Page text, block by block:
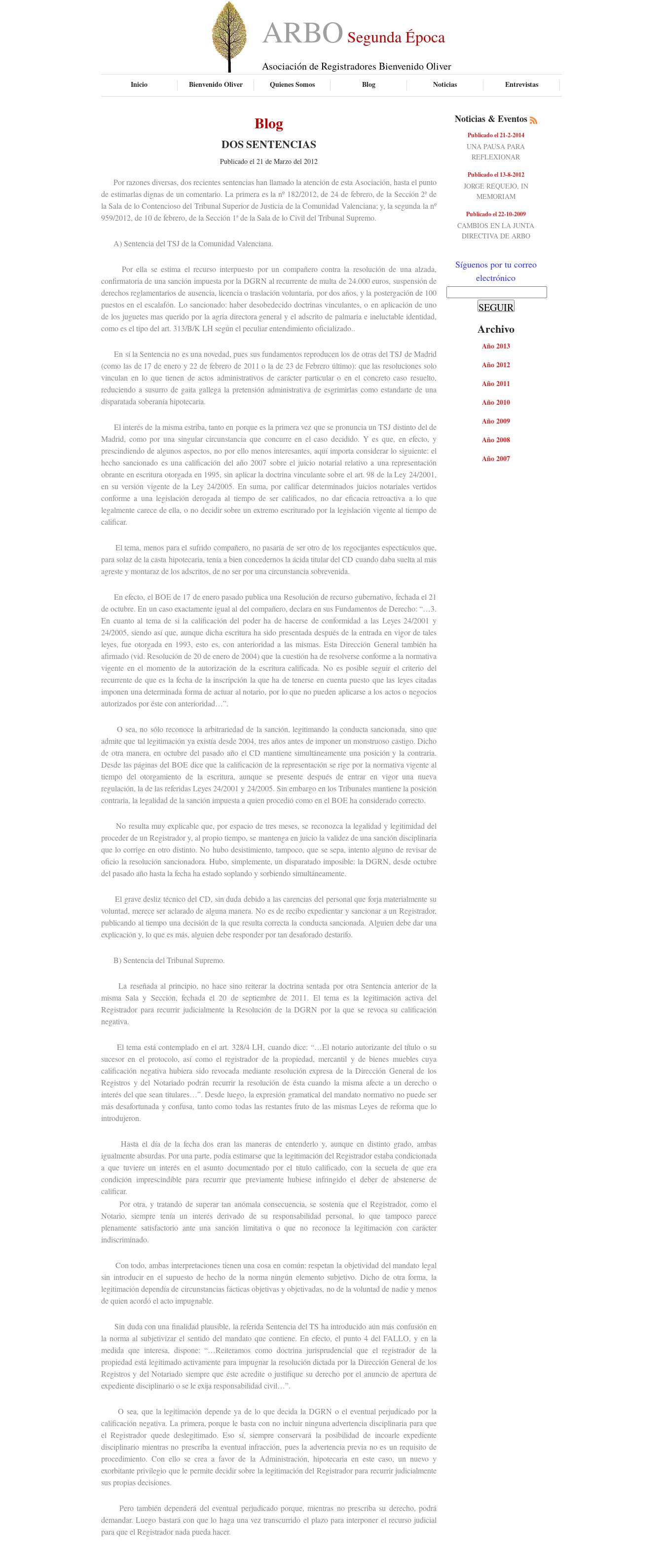
ARBO Segunda Época
Asociación de Registradores Bienvenido Oliver
Inicio Bienvenido Oliver Quienes Somos Blog Noticias Entrevistas
Blog
DOS SENTENCIAS
Publicado el 21 de Marzo del 2012
Por razones diversas, dos recientes sentencias han llamado la atención de esta Asociación, hasta el punto
de estimarlas dignas de un comentario. La primera es la nº 182/2012, de 24 de febrero, de la Sección 2ª de
la Sala de lo Contencioso del Tribunal Superior de Justicia de la Comunidad Valenciana; y, la segunda la nº
959/2012, de 10 de febrero, de la Sección 1ª de la Sala de lo Civil del Tribunal Supremo.
A) Sentencia del TSJ de la Comunidad Valenciana.
Por ella se estima el recurso interpuesto por un compañero contra la resolución de una alzada,
confirmatoria de una sanción impuesta por la DGRN al recurrente de multa de 24.000 euros, suspensión de
derechos reglamentarios de ausencia, licencia o traslación voluntaria, por dos años, y la postergación de 100
puestos en el escalafón. Lo sancionado: haber desobedecido doctrinas vinculantes, o en aplicación de uno
de los juguetes mas querido por la agria directora general y el adscrito de palmaria e ineluctable identidad,
como es el tipo del art. 313/B/K LH según el peculiar entendimiento oficializado..
En sí la Sentencia no es una novedad, pues sus fundamentos reproducen los de otras del TSJ de Madrid
(como las de 17 de enero y 22 de febrero de 2011 o la de 23 de Febrero último): que las resoluciones solo
vinculan en lo que tienen de actos administrativos de carácter particular o en el concreto caso resuelto,
reduciendo a susurro de gaita gallega la pretensión administrativa de esgrimirlas como estandarte de una
disparatada soberanía hipotecaria.
El interés de la misma estriba, tanto en porque es la primera vez que se pronuncia un TSJ distinto del de
Madrid, como por una singular circunstancia que concurre en el caso decidido. Y es que, en efecto, y
prescindiendo de algunos aspectos, no por ello menos interesantes, aquí importa considerar lo siguiente: el
hecho sancionado es una calificación del año 2007 sobre el juicio notarial relativo a una representación
obrante en escritura otorgada en 1995, sin aplicar la doctrina vinculante sobre el art. 98 de la Ley 24/2001,
en su versión vigente de la Ley 24/2005. En suma, por calificar determinados juicios notariales vertidos
conforme a una legislación derogada al tiempo de ser calificados, no dar eficacia retroactiva a lo que
legalmente carece de ella, o no decidir sobre un extremo escriturado por la legislación vigente al tiempo de
calificar.
El tema, menos para el sufrido compañero, no pasaría de ser otro de los regocijantes espectáculos que,
para solaz de la casta hipotecaria, tenía a bien concedernos la ácida titular del CD cuando daba suelta al más
agreste y montaraz de los adscritos, de no ser por una circunstancia sobrevenida.
En efecto, el BOE de 17 de enero pasado publica una Resolución de recurso gubernativo, fechada el 21
de octubre. En un caso exactamente igual al del compañero, declara en sus Fundamentos de Derecho: “…3.
En cuanto al tema de si la calificación del poder ha de hacerse de conformidad a las Leyes 24/2001 y
24/2005, siendo así que, aunque dicha escritura ha sido presentada después de la entrada en vigor de tales
leyes, fue otorgada en 1993, esto es, con anterioridad a las mismas. Esta Dirección General también ha
afirmado (vid. Resolución de 20 de enero de 2004) que la cuestión ha de resolverse conforme a la normativa
vigente en el momento de la autorización de la escritura calificada. No es posible seguir el criterio del
recurrente de que es la fecha de la inscripción la que ha de tenerse en cuenta puesto que las leyes citadas
imponen una determinada forma de actuar al notario, por lo que no pueden aplicarse a los actos o negocios
autorizados por éste con anterioridad…”.
O sea, no sólo reconoce la arbitrariedad de la sanción, legitimando la conducta sancionada, sino que
admite que tal legitimación ya existía desde 2004, tres años antes de imponer un monstruoso castigo. Dicho
de otra manera, en octubre del pasado año el CD mantiene simultáneamente una posición y la contraria.
Desde las páginas del BOE dice que la calificación de la representación se rige por la normativa vigente al
tiempo del otorgamiento de la escritura, aunque se presente después de entrar en vigor una nueva
regulación, la de las referidas Leyes 24/2001 y 24/2005. Sin embargo en los Tribunales mantiene la posición
contraria, la legalidad de la sanción impuesta a quien procedió como en el BOE ha considerado correcto.
No resulta muy explicable que, por espacio de tres meses, se reconozca la legalidad y legitimidad del
proceder de un Registrador y, al propio tiempo, se mantenga en juicio la validez de una sanción disciplinaria
que lo corrige en otro distinto. No hubo desistimiento, tampoco, que se sepa, intento alguno de revisar de
oficio la resolución sancionadora. Hubo, simplemente, un disparatado imposible: la DGRN, desde octubre
del pasado año hasta la fecha ha estado soplando y sorbiendo simultáneamente.
El grave desliz técnico del CD, sin duda debido a las carencias del personal que forja materialmente su
voluntad, merece ser aclarado de alguna manera. No es de recibo expedientar y sancionar a un Registrador,
publicando al tiempo una decisión de la que resulta correcta la conducta sancionada. Alguien debe dar una
explicación y, lo que es más, alguien debe responder por tan desaforado destarifo.
B) Sentencia del Tribunal Supremo.
La reseñada al principio, no hace sino reiterar la doctrina sentada por otra Sentencia anterior de la
misma Sala y Sección, fechada el 20 de septiembre de 2011. El tema es la legitimación activa del
Registrador para recurrir judicialmente la Resolución de la DGRN por la que se revoca su calificación
negativa.
El tema está contemplado en el art. 328/4 LH, cuando dice: “…El notario autorizante del título o su
sucesor en el protocolo, así como el registrador de la propiedad, mercantil y de bienes muebles cuya
calificación negativa hubiera sido revocada mediante resolución expresa de la Dirección General de los
Registros y del Notariado podrán recurrir la resolución de ésta cuando la misma afecte a un derecho o
interés del que sean titulares…”. Desde luego, la expresión gramatical del mandato normativo no puede ser
más desafortunada y confusa, tanto como todas las restantes fruto de las mismas Leyes de reforma que lo
introdujeron.
Hasta el día de la fecha dos eran las maneras de entenderlo y, aunque en distinto grado, ambas
igualmente absurdas. Por una parte, podía estimarse que la legitimación del Registrador estaba condicionada
a que tuviere un interés en el asunto documentado por el título calificado, con la secuela de que era
condición imprescindible para recurrir que previamente hubiese infringido el deber de abstenerse de
calificar.
Por otra, y tratando de superar tan anómala consecuencia, se sostenía que el Registrador, como el
Notario, siempre tenía un interés derivado de su responsabilidad personal, lo que tampoco parece
plenamente satisfactorio ante una sanción limitativa o que no reconoce la legitimación con carácter
indiscriminado.
Con todo, ambas interpretaciones tienen una cosa en común: respetan la objetividad del mandato legal
sin introducir en el supuesto de hecho de la norma ningún elemento subjetivo. Dicho de otra forma, la
legitimación dependía de circunstancias fácticas objetivas y objetivadas, no de la voluntad de nadie y menos
de quien acordó el acto impugnable.
Sin duda con una finalidad plausible, la referida Sentencia del TS ha introducido aún más confusión en
la norma al subjetivizar el sentido del mandato que contiene. En efecto, el punto 4 del FALLO, y en la
medida que interesa, dispone: “…Reiteramos como doctrina jurisprudencial que el registrador de la
propiedad está legitimado activamente para impugnar la resolución dictada por la Dirección General de los
Registros y del Notariado siempre que éste acredite o justifique su derecho por el anuncio de apertura de
expediente disciplinario o se le exija responsabilidad civil…”.
O sea, que la legitimación depende ya de lo que decida la DGRN o el eventual perjudicado por la
calificación negativa. La primera, porque le basta con no incluir ninguna advertencia disciplinaria para que
el Registrador quede deslegitimado. Eso sí, siempre conservará la posibilidad de incoarle expediente
disciplinario mientras no prescriba la eventual infracción, pues la advertencia previa no es un requisito de
procedimiento. Con ello se crea a favor de la Administración, hipotecaria en este caso, un nuevo y
exorbitante privilegio que le permite decidir sobre la legitimación del Registrador para recurrir judicialmente
sus propias decisiones.
Pero también dependerá del eventual perjudicado porque, mientras no prescriba su derecho, podrá
demandar. Luego bastará con que lo haga una vez transcurrido el plazo para interponer el recurso judicial
para que el Registrador nada pueda hacer.
Noticias & Eventos
Publicado el 21-2-2014
UNA PAUSA PARA
REFLEXIONAR
Publicado el 13-8-2012
JORGE REQUEJO, IN
MEMORIAM
Publicado el 22-10-2009
CAMBIOS EN LA JUNTA
DIRECTIVA DE ARBO
Síguenos por tu correo
electrónico
Archivo
Año 2013
Año 2012
Año 2011
Año 2010
Año 2009
Año 2008
Año 2007